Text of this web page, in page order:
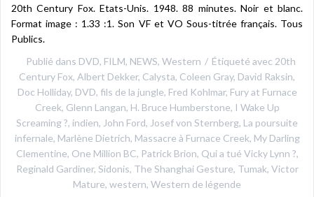
20th Century Fox. Etats-Unis. 1948. 88 minutes. Noir et blanc.
Format image : 1.33 :1. Son VF et VO Sous-titrée français. Tous
Publics.
Publié dans DVD, FILM, NEWS, Western Étiqueté avec 20th
Century Fox, Albert Dekker, Calysta, Coleen Gray, David Raksin,
Doc Holliday, DVD, fils de la jungle, Fred Kohlmar, Fury at Furnace
Creek, Glenn Langan, H. Bruce Humberstone, I Wake Up
Screaming ?, indien, John Ford, Josef von Sternberg, La poursuite
infernale, Marlène Dietrich, Massacre à Furnace Creek, My Darling
Clementine, One Million BC, Patrick Brion, Qui a tué Vicky Lynn ?,
Reginald Gardiner, Sidonis, The Shanghai Gesture, Tumak, Victor
Mature, western, Western de légende